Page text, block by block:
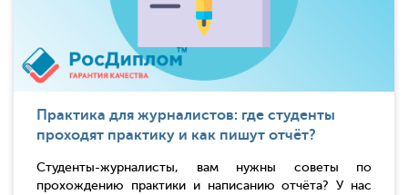
Практика для журналистов: где студенты
проходят практику и как пишут отчёт?
Студенты-журналисты, вам нужны советы по
прохождению практики и написанию отчёта? У нас